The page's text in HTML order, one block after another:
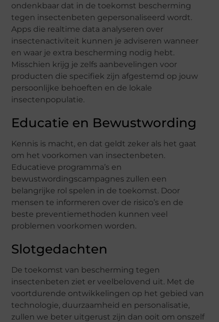
ondenkbaar dat in de toekomst bescherming
tegen insectenbeten gepersonaliseerd wordt.
Apps die realtime data analyseren over
insectenactiviteit kunnen je adviseren wanneer
en waar je extra bescherming nodig hebt.
Misschien krijg je zelfs aanbevelingen voor
producten die specifiek zijn afgestemd op jouw
persoonlijke behoeften en de lokale
insectenpopulatie.
Educatie en Bewustwording
Kennis is macht, en dat geldt zeker als het gaat
om het voorkomen van insectenbeten.
Educatieve programma’s en
bewustwordingscampagnes zullen een
belangrijke rol spelen in de toekomst. Door
mensen te informeren over de risico’s en de
beste preventiemethoden kunnen veel
problemen voorkomen worden.
Slotgedachten
De toekomst van bescherming tegen
insectenbeten ziet er veelbelovend uit. Met de
voortdurende ontwikkelingen op het gebied van
technologie, duurzaamheid en personalisatie,
zullen we beter uitgerust zijn dan ooit om onszelf